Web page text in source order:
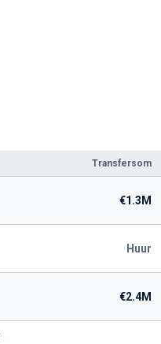
Transfersom
€1.3M
Huur
€2.4M